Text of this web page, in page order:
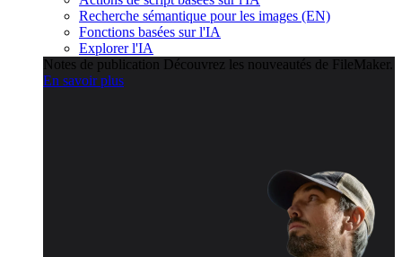
Recherche sémantique pour les images (EN)
Fonctions basées sur l'IA
Explorer l'IA
Notes de publication Découvrez les nouveautés de FileMaker.
En savoir plus